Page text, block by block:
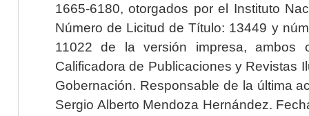
1665-6180, otorgados por el Instituto
Número de Licitud de Título: 13449 y
11022 de la versión impresa, ambos
Calificadora de Publicaciones y Revistas
Gobernación. Responsable de la última
Sergio Alberto Mendoza Hernández.